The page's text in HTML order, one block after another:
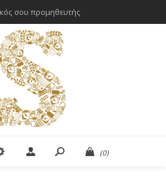
σου προμηθευτής
(0)